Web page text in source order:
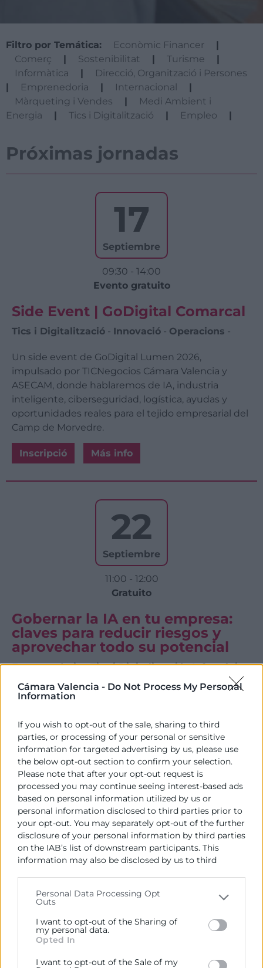
Cámara Valencia - Do Not Process My Personal
Information
If you wish to opt-out of the sale, sharing to third
parties, or processing of your personal or sensitive
information for targeted advertising by us, please use
the below opt-out section to confirm your selection.
Please note that after your opt-out request is
processed you may continue seeing interest-based ads
based on personal information utilized by us or
personal information disclosed to third parties prior to
your opt-out. You may separately opt-out of the further
disclosure of your personal information by third parties
on the IAB’s list of downstream participants. This
information may also be disclosed by us to third
Please note that this website/app uses one or more
Google services and may gather and store information
including but not limited to your visit or usage
behaviour. You may click to grant or deny consent to
Personal Data Processing Opt
Outs
I want to opt-out of the Sharing of
my personal data.
Opted In
I want to opt-out of the Sale of my
Filtro por Temática: Econòmic Financer
Comerç
Sostenibilitat Turisme
Informàtica
Direcció, Organització i Persones
Emprenedoria Internacional
Màrqueting i Vendes
Medi Ambient i
Energia
Tics i Digitalització Empleo
Próximas jornadas
17
Septiembre
09:30 - 14:00
Evento gratuito
Side Event | GoDigital Comarcal
Tics i Digitalització - Innovació - Operacions -
​Un side event de GoDigital Lumen 2026,
impulsado por TICNegocios Cámara Valencia y
ASECAM, donde hablaremos de IA, industria
inteligente, ciberseguridad, logística, ayudas y
oportunidades reales para el tejido empresarial del
Camp de Morvedre.
Inscripció Más info
22
Septiembre
11:00 - 12:00
Gratuito
Gobernar la IA en tu empresa:
claves para reducir riesgos y
aprovechar todo su potencial
Emprenedoria-Tics i Digitalització-Informàtica
Innovació - Operacions- Webinar
todo el potencial de la IA sin perder el control de la
información empresarial. Conocerás los principales
riesgos, las claves para una correcta gobernanza y
las mejores prácticas para implantar una estrategia
segura y sostenible.
Inscripció Más info
07
09:30 - 18:30